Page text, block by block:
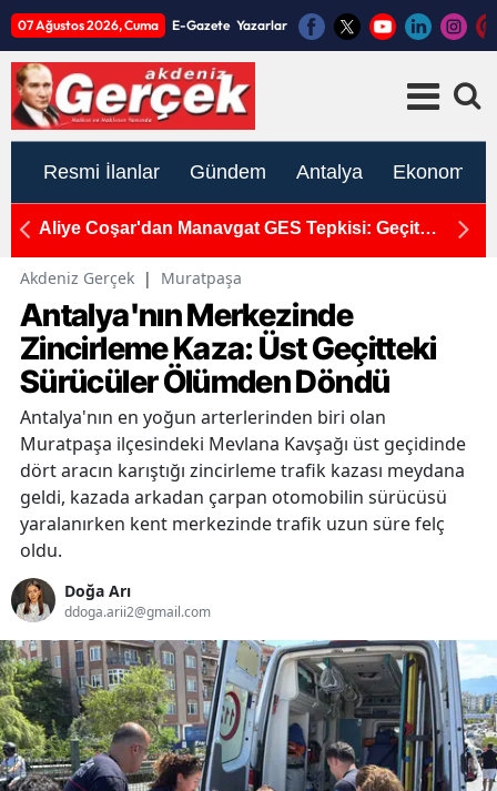
07 Ağustos 2026, Cuma E-Gazete Yazarlar
Resmi İlanlar Gündem Antalya Ekonomi
Aliye Coşar'dan Manavgat GES Tepkisi: Geçit
Akdeniz Gerçek | Muratpaşa
Antalya'nın Merkezinde
Zincirleme Kaza: Üst Geçitteki
Sürücüler Ölümden Döndü
Antalya'nın en yoğun arterlerinden biri olan
Muratpaşa ilçesindeki Mevlana Kavşağı üst geçidinde
dört aracın karıştığı zincirleme trafik kazası meydana
geldi, kazada arkadan çarpan otomobilin sürücüsü
yaralanırken kent merkezinde trafik uzun süre felç
oldu.
Doğa Arı
ddoga.arii2@gmail.com